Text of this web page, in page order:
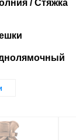
/ Стяжка